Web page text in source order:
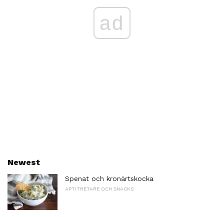
ad
Newest
Spenat och kronärtskocka
APTITRETARE OCH SNACKS